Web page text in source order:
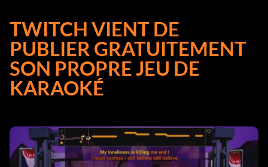
TWITCH VIENT DE
PUBLIER GRATUITEMENT
SON PROPRE JEU DE
KARAOKÉ